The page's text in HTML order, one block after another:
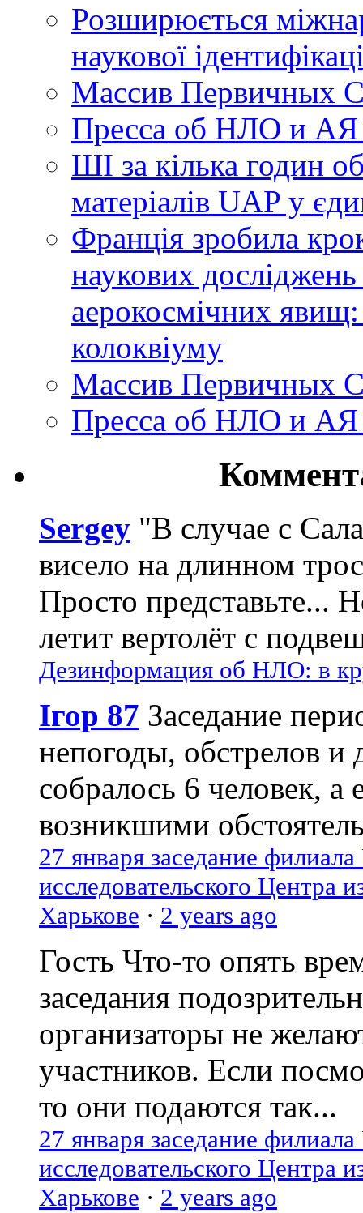
Розширюється
наукової
Массив Первичных
Пресса об НЛО и
ШІ за кілька годин
матеріалів UAP у
Франція зробила
наукових
аерокосмічних
колоквіуму
Массив Первичных
Пресса об НЛО и
Sergey "В случае с
висело на длинном
Просто представьте...
летит вертолёт с
Дезинформация об НЛО: в
Ігор 87 Заседание
непогоды, обстрелов и
собралось 6 человек, а
возникшими
27 января заседание
исследовательского Центра
Харькове · 2 years ago
Гость Что-то опять
заседания
организаторы не
участников. Если
то они подаются так...
27 января заседание
исследовательского Центра
Харькове · 2 years ago